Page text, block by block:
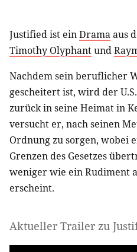
Justified ist einDramaaus
Timothy Olyphantund
Nachdem sein beruflicher
gescheitert ist, wird der
zurück in seine Heimat in
versucht er, nach seinen
Ordnung zu sorgen, wobei
Grenzen des Gesetzes
weniger wie ein Rudiment
erscheint.
Aktueller Trailer zu